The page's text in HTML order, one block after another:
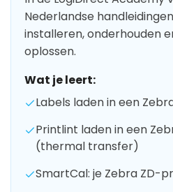
Nederlandse
installeren, onderhouden
oplossen.
Wat je leert:
Labels laden in een
Printlint laden in een
(thermal transfer)
SmartCal: je Zebra ZD-